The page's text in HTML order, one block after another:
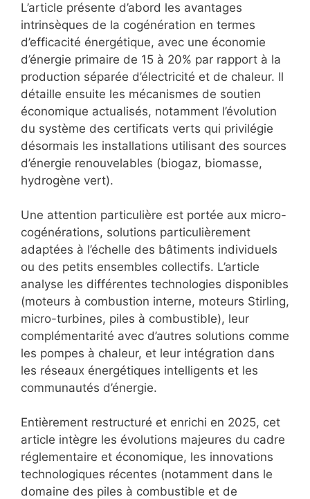
L’article présente d’abord les avantages
intrinsèques de la cogénération en termes
d’efficacité énergétique, avec une économie
d’énergie primaire de 15 à 20% par rapport à la
production séparée d’électricité et de chaleur. Il
détaille ensuite les mécanismes de soutien
économique actualisés, notamment l’évolution
du système des certificats verts qui privilégie
désormais les installations utilisant des sources
d’énergie renouvelables (biogaz, biomasse,
hydrogène vert).
Une attention particulière est portée aux micro-
cogénérations, solutions particulièrement
adaptées à l’échelle des bâtiments individuels
ou des petits ensembles collectifs. L’article
analyse les différentes technologies disponibles
(moteurs à combustion interne, moteurs Stirling,
micro-turbines, piles à combustible), leur
complémentarité avec d’autres solutions comme
les pompes à chaleur, et leur intégration dans
les réseaux énergétiques intelligents et les
communautés d’énergie.
Entièrement restructuré et enrichi en 2025, cet
article intègre les évolutions majeures du cadre
réglementaire et économique, les innovations
technologiques récentes (notamment dans le
domaine des piles à combustible et de